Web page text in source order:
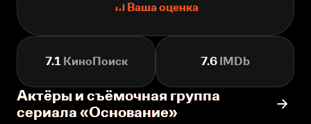
Ваша оценка
7.1КиноПоиск 7.6IMDb
Актёры и съёмочная группа
сериала «Основание»